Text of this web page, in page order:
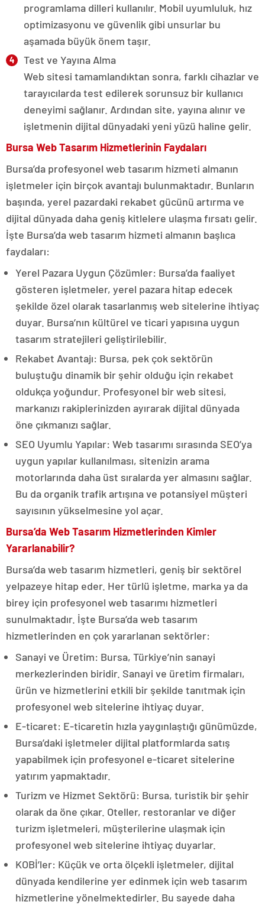
programlama dilleri kullanılır. Mobil uyumluluk, hız
optimizasyonu ve güvenlik gibi unsurlar bu
aşamada büyük önem taşır.
Test ve Yayına Alma
Web sitesi tamamlandıktan sonra, farklı cihazlar ve
tarayıcılarda test edilerek sorunsuz bir kullanıcı
deneyimi sağlanır. Ardından site, yayına alınır ve
işletmenin dijital dünyadaki yeni yüzü haline gelir.
Bursa Web Tasarım Hizmetlerinin Faydaları
Bursa’da profesyonel web tasarım hizmeti almanın
işletmeler için birçok avantajı bulunmaktadır. Bunların
başında, yerel pazardaki rekabet gücünü artırma ve
dijital dünyada daha geniş kitlelere ulaşma fırsatı gelir.
İşte Bursa’da web tasarım hizmeti almanın başlıca
faydaları:
Yerel Pazara Uygun Çözümler: Bursa’da faaliyet
gösteren işletmeler, yerel pazara hitap edecek
şekilde özel olarak tasarlanmış web sitelerine ihtiyaç
duyar. Bursa’nın kültürel ve ticari yapısına uygun
tasarım stratejileri geliştirilebilir.
Rekabet Avantajı: Bursa, pek çok sektörün
buluştuğu dinamik bir şehir olduğu için rekabet
oldukça yoğundur. Profesyonel bir web sitesi,
markanızı rakiplerinizden ayırarak dijital dünyada
öne çıkmanızı sağlar.
SEO Uyumlu Yapılar: Web tasarımı sırasında SEO’ya
uygun yapılar kullanılması, sitenizin arama
motorlarında daha üst sıralarda yer almasını sağlar.
Bu da organik trafik artışına ve potansiyel müşteri
sayısının yükselmesine yol açar.
Bursa’da Web Tasarım Hizmetlerinden Kimler
Yararlanabilir?
Bursa’da web tasarım hizmetleri, geniş bir sektörel
yelpazeye hitap eder. Her türlü işletme, marka ya da
birey için profesyonel web tasarımı hizmetleri
sunulmaktadır. İşte Bursa’da web tasarım
hizmetlerinden en çok yararlanan sektörler:
Sanayi ve Üretim: Bursa, Türkiye’nin sanayi
merkezlerinden biridir. Sanayi ve üretim firmaları,
ürün ve hizmetlerini etkili bir şekilde tanıtmak için
profesyonel web sitelerine ihtiyaç duyar.
E-ticaret: E-ticaretin hızla yaygınlaştığı günümüzde,
Bursa’daki işletmeler dijital platformlarda satış
yapabilmek için profesyonel e-ticaret sitelerine
yatırım yapmaktadır.
Turizm ve Hizmet Sektörü: Bursa, turistik bir şehir
olarak da öne çıkar. Oteller, restoranlar ve diğer
turizm işletmeleri, müşterilerine ulaşmak için
profesyonel web sitelerine ihtiyaç duyarlar.
KOBİ’ler: Küçük ve orta ölçekli işletmeler, dijital
dünyada kendilerine yer edinmek için web tasarım
hizmetlerine yönelmektedirler. Bu sayede daha